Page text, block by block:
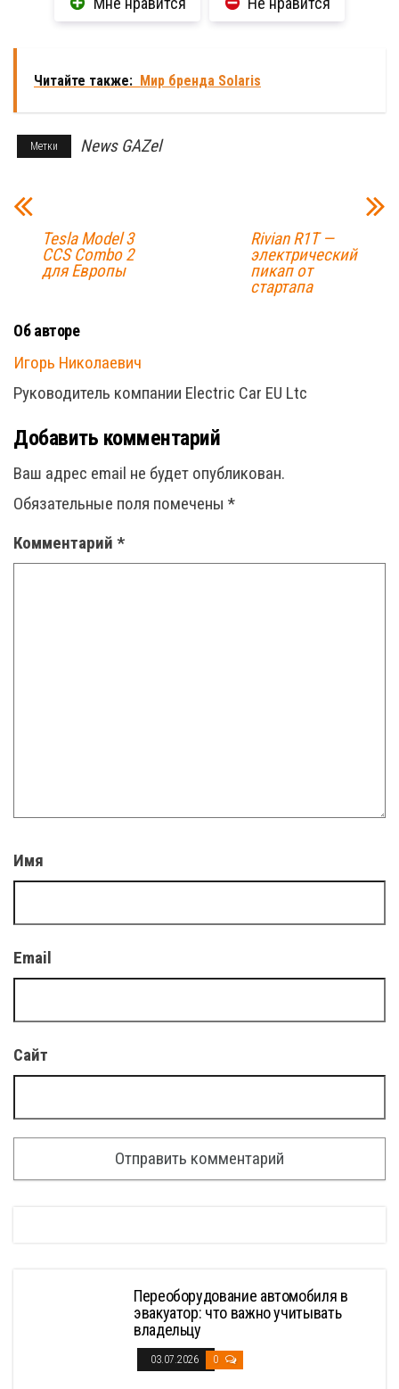
Читайте также: Мир бренда Solaris
Метки News GAZel
Tesla Model 3
CCS Combo 2
для Европы
Rivian R1T —
электрический
пикап от
стартапа
Об авторе
Игорь Николаевич
Руководитель компании Electric Car EU Ltc
Добавить комментарий
Ваш адрес email не будет опубликован.
Обязательные поля помечены *
Комментарий *
Имя
Email
Сайт
Переоборудование автомобиля в
эвакуатор: что важно учитывать
владельцу
03.07.2026 0